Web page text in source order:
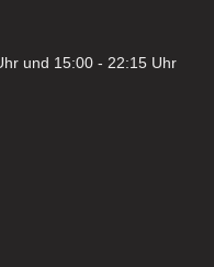
und 15:00 - 22:15 Uhr